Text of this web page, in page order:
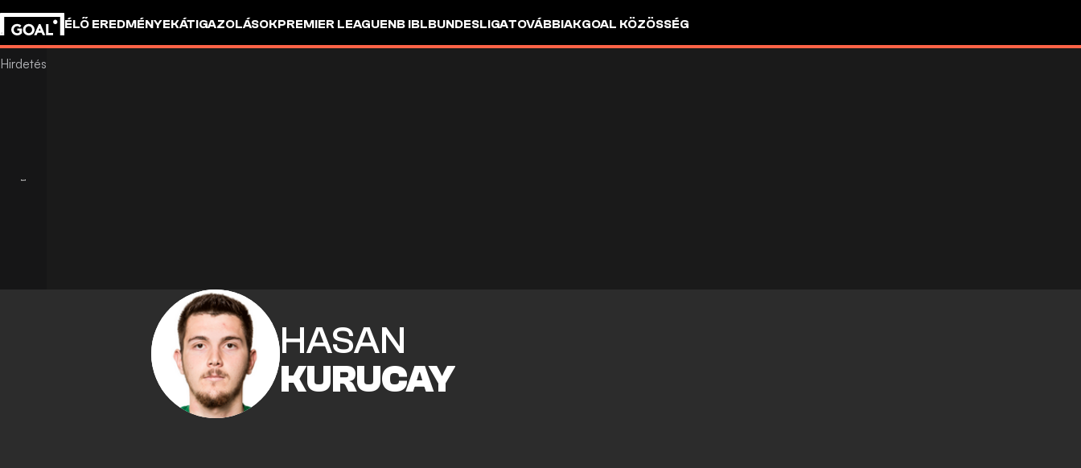
ÉLŐ EREDMÉNYEKÁTIGAZOLÁSOKPREMIER LEAGUENB IBLBUNDESLIGATOVÁBBIAKGOAL KÖZÖSSÉG
HASAN
KURUCAY